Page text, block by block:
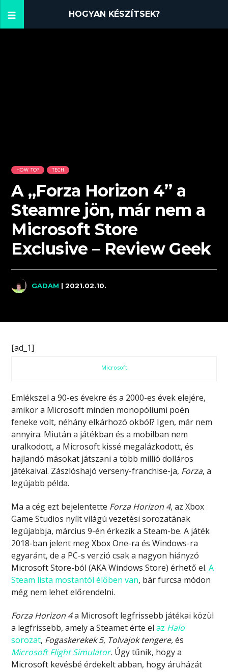
HOGYAN KÉSZÍTSEK?
HOW TO? TECH
A „Forza Horizon 4” a
Steamre jön, már nem a
Microsoft Store
Exclusive – Review Geek
GADAM | 2021.02.10.
[ad_1]
Microsoft
Emlékszel a 90-es évekre és a 2000-es évek elejére,
amikor a Microsoft minden monopóliumi poén
feneke volt, néhány elkárhozó okból? Igen, már nem
annyira. Miután a játékban és a mobilban nem
uralkodott, a Microsoft kissé megalázkodott, és
hajlandó másokat játszani a több millió dolláros
játékaival. Zászlóshajó verseny-franchise-ja, Forza, a
legújabb példa.
Ma a cég ezt bejelentette Forza Horizon 4, az Xbox
Game Studios nyílt világú vezetési sorozatának
legújabbja, március 9-én érkezik a Steam-be. A játék
2018-ban jelent meg Xbox One-ra és Windows-ra
egyaránt, de a PC-s verzió csak a nagyon hiányzó
Microsoft Store-ból (AKA Windows Store) érhető el.A
Steam lista mostantól élőben van, bár furcsa módon
még nem lehet előrendelni.
Forza Horizon 4a Microsoft legfrissebb játékai közül
a legfrissebb, amely a Steamet érte elaz Halo
sorozat, Fogaskerekek 5, Tolvajok tengere,és
Microsoft Flight Simulator. Úgy tűnik, hogy a
Microsoft kevésbé érdekelt abban, hogy áruházát